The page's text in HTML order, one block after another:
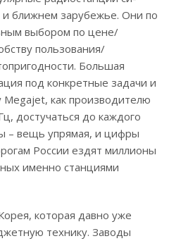
и ближнем зарубежье. Они по
выбором по цене/
пользования/
Большая
под конкретные задачи и
Megajet, как производителю
достучаться до каждого
– вещь упрямая, и цифры
России ездят миллионы
именно станциями
которая давно уже
технику. Заводы